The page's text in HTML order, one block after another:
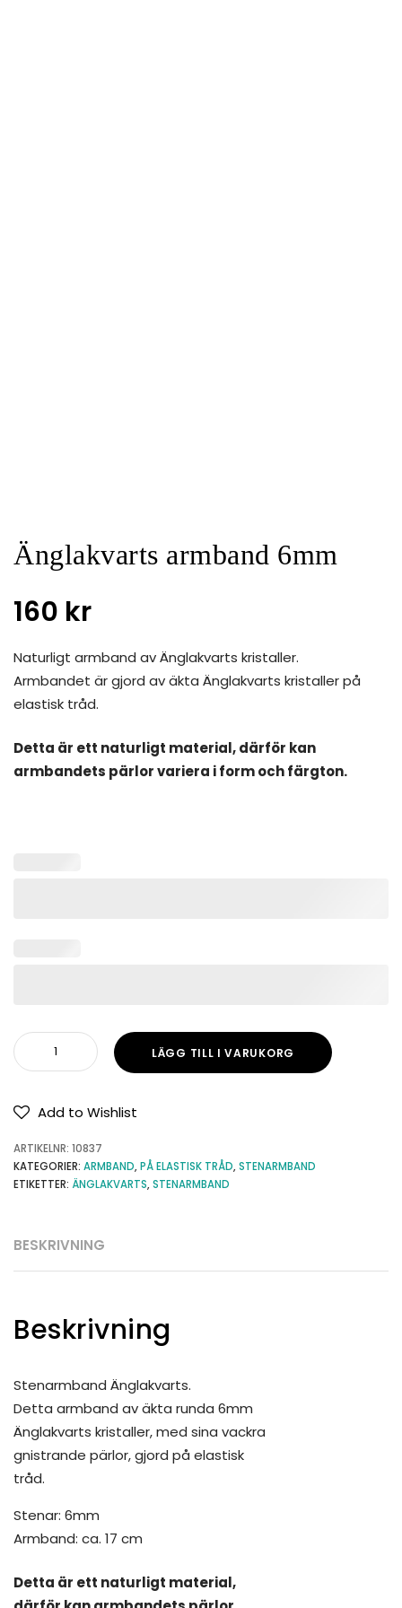
Änglakvarts armband 6mm
160 kr
Naturligt armband av Änglakvarts kristaller.
Armbandet är gjord av äkta Änglakvarts kristaller på
elastisk tråd.
Detta är ett naturligt material, därför kan
armbandets pärlor variera i form och färgton.
LÄGG TILL I VARUKORG
Add to Wishlist
ARTIKELNR: 10837
KATEGORIER: ARMBAND, PÅ ELASTISK TRÅD, STENARMBAND
ETIKETTER: ÄNGLAKVARTS, STENARMBAND
BESKRIVNING
Beskrivning
Stenarmband Änglakvarts.
Detta armband av äkta runda 6mm
Änglakvarts kristaller, med sina vackra
gnistrande pärlor, gjord på elastisk
tråd.
Stenar: 6mm
Armband: ca. 17 cm
Detta är ett naturligt material,